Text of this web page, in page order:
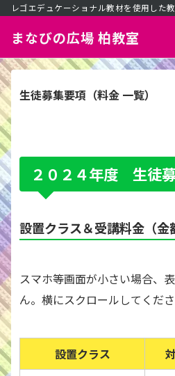
レゴエデュケーショナル教材を使用した教
まなびの広場 柏教室
生徒募集要項（料金 一覧）
２０２４年度 生徒
設置クラス＆受講料金（金
スマホ等画面が小さい場合、
ん。横にスクロールしてくださ
設置クラス